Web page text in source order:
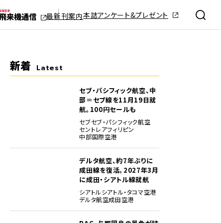
最新刊案内本誌アンケート&プレゼント
新着 Latest
セブ・パシフィック航空、中
部＝セブ線を11月19日就
航。100円セールも
セブセブ・パシフィック航空
セントレアフィリピン
中部国際空港
デルタ航空、約7年ぶりに
成田線を復活。2027年3月
に成田・シアトル線就航
シアトルシアトル・タコマ空港
デルタ航空成田空港